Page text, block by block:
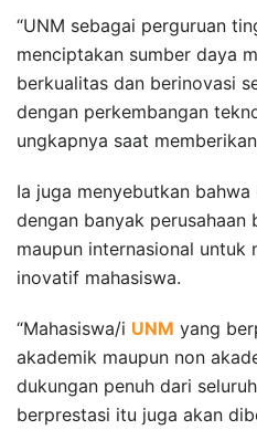
“UNM sebagai perguruan
menciptakan sumber daya
berkualitas dan berinovasi
dengan perkembangan
ungkapnya saat
Ia juga menyebutkan
dengan banyak perusahaan
maupun internasional untuk
inovatif mahasiswa.
“Mahasiswa/i UNM yang
akademik maupun non
dukungan penuh dari
berprestasi itu juga akan